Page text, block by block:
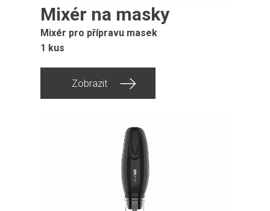
Mixér na masky
Mixér pro přípravu masek
1 kus
Zobrazit